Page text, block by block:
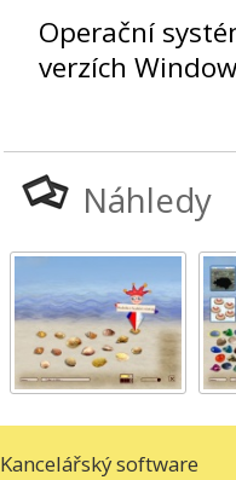
Operační
verzích
Náhledy
Kancelářský software